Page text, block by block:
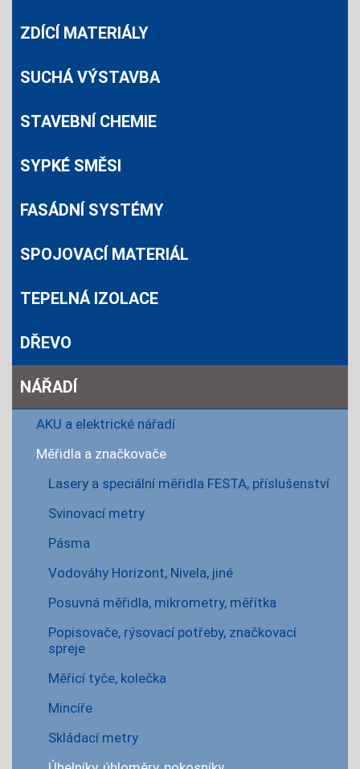
ZDÍCÍ MATERIÁLY
SUCHÁ VÝSTAVBA
STAVEBNÍ CHEMIE
SYPKÉ SMĚSI
FASÁDNÍ SYSTÉMY
SPOJOVACÍ MATERIÁL
TEPELNÁ IZOLACE
DŘEVO
NÁŘADÍ
AKU a elektrické nářadí
Měřidla a značkovače
Lasery a speciální měřidla FESTA, příslušenství
Svinovací metry
Pásma
Vodováhy Horizont, Nivela, jiné
Posuvná měřidla, mikrometry, měřítka
Popisovače, rýsovací potřeby, značkovací
spreje
Měřící tyče, kolečka
Mincíře
Skládací metry